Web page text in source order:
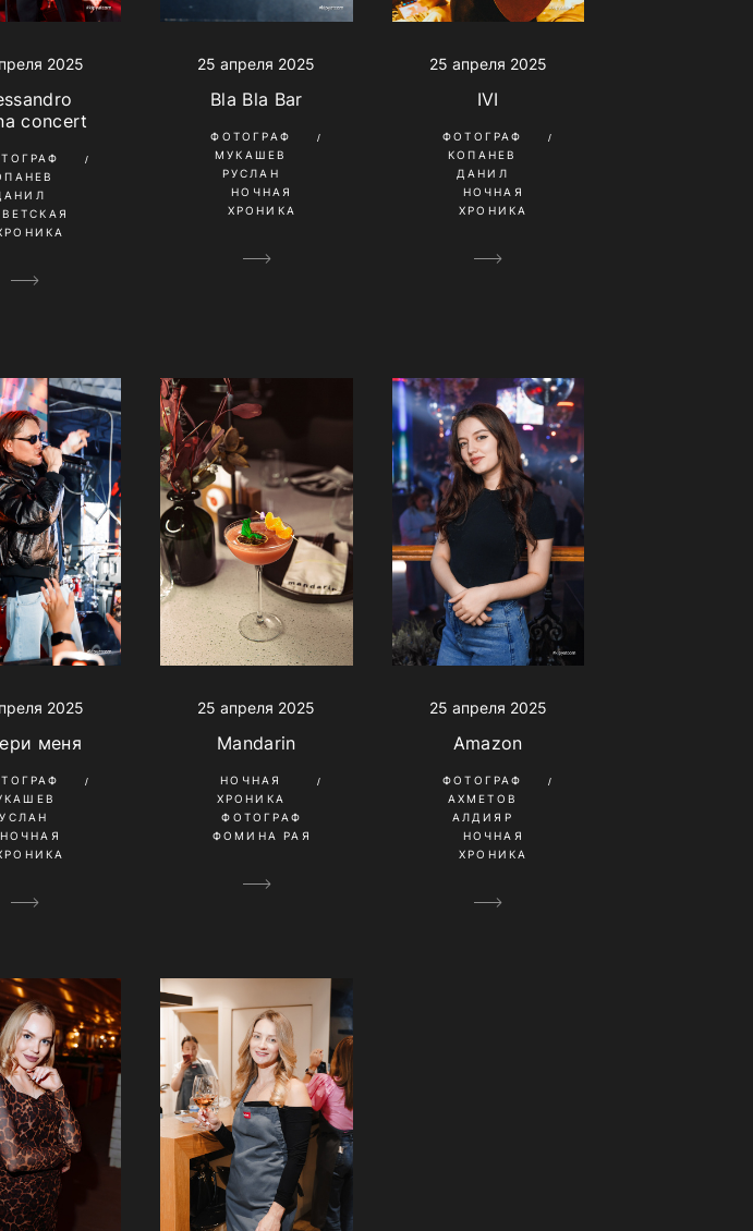
2025
concert
25 апреля 2025
Bla Bla Bar
ФОТОГРАФ
МУКАШЕВ
РУСЛАН
НОЧНАЯ
ХРОНИКА
25 апреля 2025
IVI
ФОТОГРАФ
КОПАНЕВ
ДАНИЛ
НОЧНАЯ
ХРОНИКА
2025
меня
НОЧНАЯ
25 апреля 2025
Mandarin
НОЧНАЯ
ХРОНИКА
ФОТОГРАФ
ФОМИНА РАЯ
25 апреля 2025
Amazon
ФОТОГРАФ
АХМЕТОВ
АЛДИЯР
НОЧНАЯ
ХРОНИКА